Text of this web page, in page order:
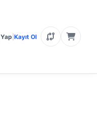
Kayıt Ol